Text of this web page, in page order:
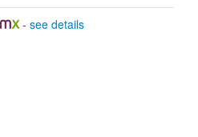
- see details